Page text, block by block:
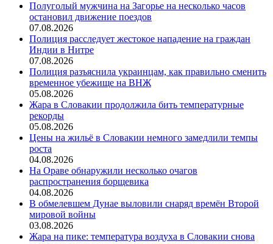
Полуголый мужчина на Загорье на несколько часов
остановил движение поездов
07.08.2026
Полиция расследует жестокое нападение на граждан
Индии в Нитре
07.08.2026
Полиция разъяснила украинцам, как правильно сменить
временное убежище на ВНЖ
05.08.2026
Жара в Словакии продолжила бить температурные
рекорды
05.08.2026
Цены на жильё в Словакии немного замедлили темпы
роста
04.08.2026
На Ораве обнаружили несколько очагов
распространения борщевика
04.08.2026
В обмелевшем Дунае выловили снаряд времён Второй
мировой войны
03.08.2026
Жара на пике: температура воздуха в Словакии снова